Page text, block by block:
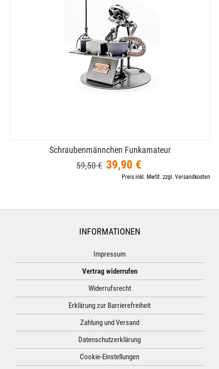
Schraubenmännchen Funkamateur
59,50 € 39,90 €
Preis inkl. MwSt. zzgl. Versandkosten
INFORMATIONEN
Impressum
Vertrag widerrufen
Widerrufsrecht
Erklärung zur Barrierefreiheit
Zahlung und Versand
Datenschutzerklärung
Cookie-Einstellungen